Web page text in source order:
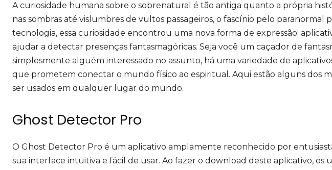
A curiosidade humana sobre o sobrenatural é tão antiga quanto a própria
nas sombras até vislumbres de vultos passageiros, o fascínio pelo paranormal
tecnologia, essa curiosidade encontrou uma nova forma de expressão:
ajudar a detectar presenças fantasmagóricas. Seja você um caçador de
simplesmente alguém interessado no assunto, há uma variedade de
que prometem conectar o mundo físico ao espiritual. Aqui estão alguns dos
ser usados em qualquer lugar do mundo.
Ghost Detector Pro
O Ghost Detector Pro é um aplicativo amplamente reconhecido por
sua interface intuitiva e fácil de usar. Ao fazer o download deste aplicativo, os